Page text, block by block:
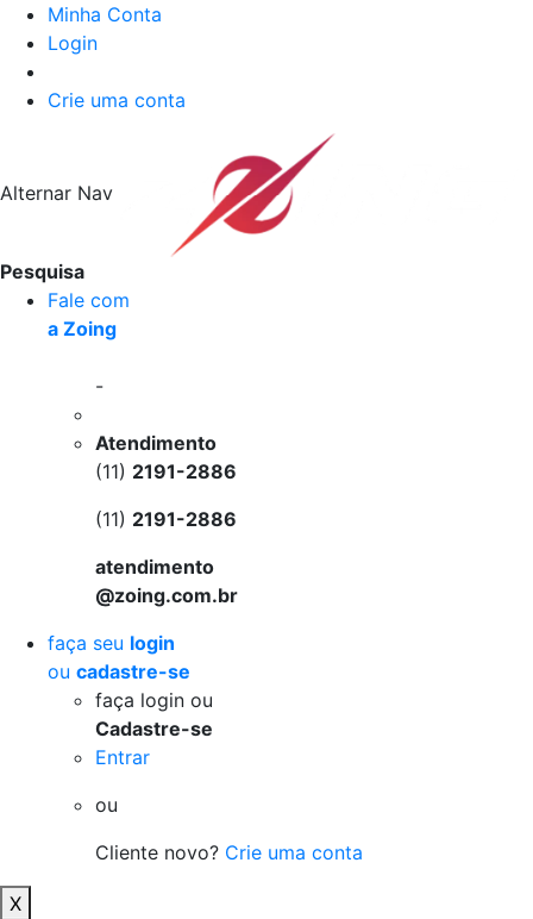
Minha Conta
Login
Crie uma conta
Alternar Nav
Pesquisa
Fale com
a Zoing
-
Atendimento
(11) 2191-2886
(11) 2191-2886
atendimento
@zoing.com.br
faça seu login
ou cadastre-se
faça login ou
Cadastre-se
Entrar
ou
Cliente novo? Crie uma conta
X